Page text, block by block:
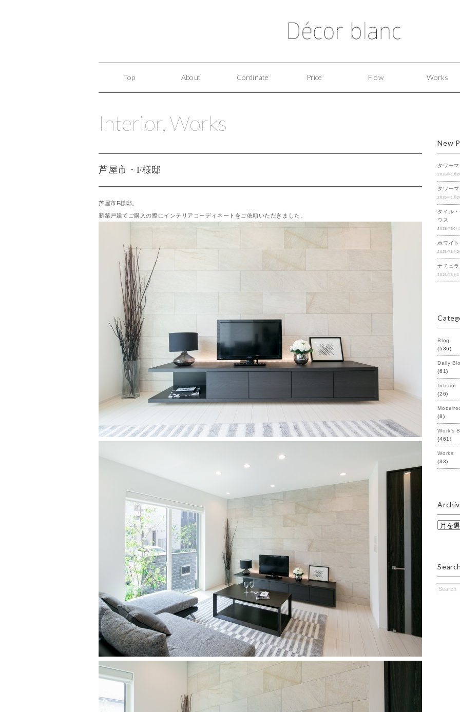
Top About Cordinate Price Flow Works
Interior, Works
芦屋市・F様邸
芦屋市F様邸。
新築戸建てご購入の際にインテリアコーディネートをご依頼いただきました。
New
タワー
2026年1月
タワー
2026年1月
タイル
ウス
2025年10月
ホワイ
2025年8月
ナチュ
2025年8月1
Blog
(536)
Daily
(61)
Interior
(26)
(8)
Work's
(461)
Works
(33)
Search